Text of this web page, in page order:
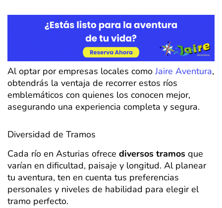
Al optar por empresas locales comoJaire Aventura,
obtendrás la ventaja de recorrer estos ríos
emblemáticos con quienes los conocen mejor,
asegurando una experiencia completa y segura.
Diversidad de Tramos
Cada río en Asturias ofrece diversos tramos que
varían en dificultad, paisaje y longitud. Al planear
tu aventura, ten en cuenta tus preferencias
personales y niveles de habilidad para elegir el
tramo perfecto.